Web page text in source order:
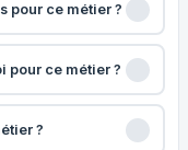
pour ce métier ?
pour ce métier ?
?